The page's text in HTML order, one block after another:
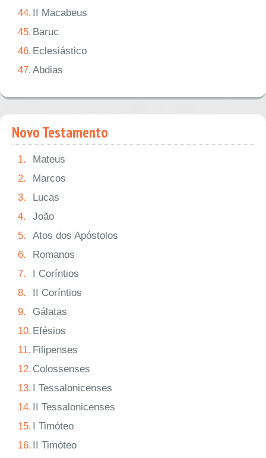
44. II Macabeus
45. Baruc
46. Eclesiástico
47.Abdias
Novo Testamento
1.
Mateus
2.
Marcos
3.
Lucas
4.
João
5.
Atos dos Apóstolos
6.
Romanos
7.
I Coríntios
8.
II Coríntios
9.
Gálatas
10. Efésios
11. Filipenses
12. Colossenses
13. I Tessalonicenses
14. II Tessalonicenses
15. I Timóteo
16. II Timóteo